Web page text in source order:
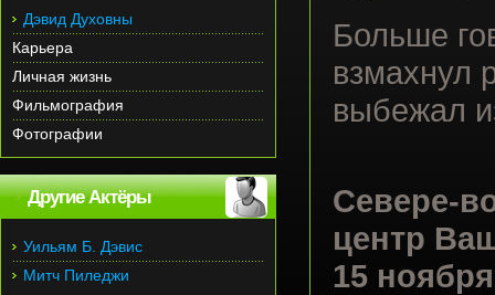
Больше
взмахнул
выбежал
Севере-
центр
15
Дэвид Духовны
Карьера
Личная жизнь
Фильмография
Фотографии
Другие Актёры
Уильям Б. Дэвис
Митч Пиледжи